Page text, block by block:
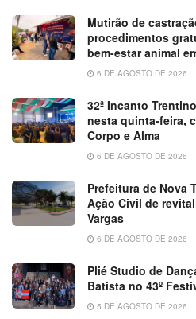
Mutirão de
procedimentos
bem-estar animal
6 DE AGOSTO DE 2026
32ª Incanto
nesta quinta-feira,
Corpo e Alma
6 DE AGOSTO DE 2026
Prefeitura de Nova
Ação Civil de
Vargas
6 DE AGOSTO DE 2026
Plié Studio de
Batista no 43º
5 DE AGOSTO DE 2026